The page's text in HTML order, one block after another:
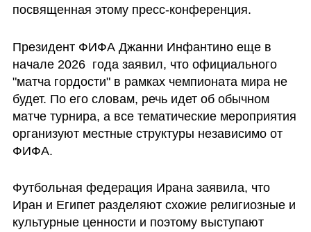
посвященная этому пресс-конференция.
Президент ФИФА Джанни Инфантино еще в
начале 2026  года заявил, что официального
"матча гордости" в рамках чемпионата мира не
будет. По его словам, речь идет об обычном
матче турнира, а все тематические мероприятия
организуют местные структуры независимо от
ФИФА.
Футбольная федерация Ирана заявила, что
Иран и Египет разделяют схожие религиозные и
культурные ценности и поэтому выступают